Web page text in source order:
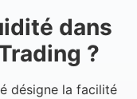
dans
?
désigne la facilité